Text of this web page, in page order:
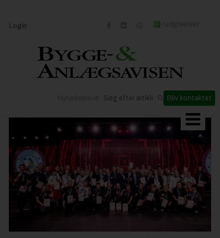
Login
Bliv kontaktet
Byggeriets udvikling
Materialer og løsninger
Byggepladsen
Anlæg
Til Håndværkeren
Partnere